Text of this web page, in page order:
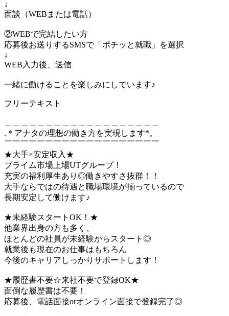
↓
面談（WEBまたは電話）
②WEBで完結したい方
応募後お送りするSMSで「ポチッと就職」を選択
↓
WEB入力後、送信
一緒に働けることを楽しみにしています♪
フリーテキスト
.＊アナタの理想の働き方を実現します*。
￣￣￣￣￣￣￣￣￣￣￣￣￣￣￣￣￣￣￣
★大手×安定収入★
プライム市場上場UTグループ！
充実の福利厚生あり◎働きやすさ抜群！！
大手ならではの待遇と職場環境が揃っているので
長期安定して働けます♪
★未経験スタートOK！★
他業界出身の方も多く、
ほとんどの社員が未経験からスタート◎
就業後も現在のお仕事はもちろん
今後のキャリアしっかりサポートします！
★履歴書不要☆来社不要で登録OK★
面倒な履歴書は不要！
応募後、電話面接orオンライン面接で登録完了◎